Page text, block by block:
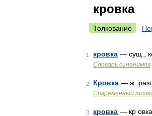
кровка
Толкование
1 кровка — сущ.,
Словарь синонимов
2 Кровка — ж.
Современный
3 кровка — кр